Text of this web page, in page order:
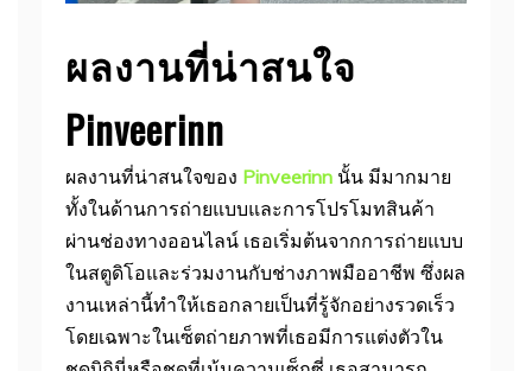
ผลงานที่น่าสนใจ
Pinveerinn
ผลงานที่น่าสนใจของ Pinveerinn นั้น มีมากมาย
ทั้งในด้านการถ่ายแบบและการโปรโมทสินค้า
ผ่านช่องทางออนไลน์ เธอเริ่มต้นจากการถ่ายแบบ
ในสตูดิโอและร่วมงานกับช่างภาพมืออาชีพ ซึ่งผล
งานเหล่านี้ทำให้เธอกลายเป็นที่รู้จักอย่างรวดเร็ว
โดยเฉพาะในเซ็ตถ่ายภาพที่เธอมีการแต่งตัวใน